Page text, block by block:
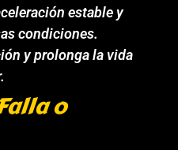
estable y
condiciones.
y prolonga la vida
o